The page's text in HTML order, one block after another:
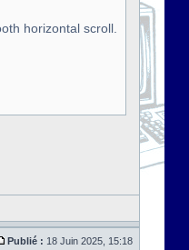
horizontal scroll.
Publié : 18 Juin 2025, 15:18